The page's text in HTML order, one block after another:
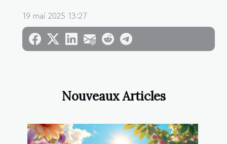
Nouveaux Articles
19 mai 2025 13:27